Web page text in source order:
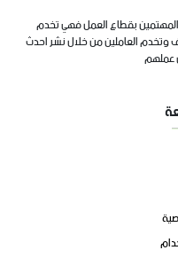
بقطاع العمل فهي تخدم
وتخدم العاملين من خلال نشر احدث
عملهم